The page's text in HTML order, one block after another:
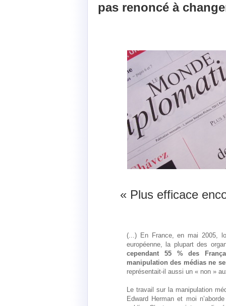
pas renoncé à
« Plus efficace
(...) En France, en mai 2005,
européenne, la plupart des
cependant 55 % des
manipulation des médias ne
représentait-il aussi un « non »
Le travail sur la manipulation
Edward Herman et moi